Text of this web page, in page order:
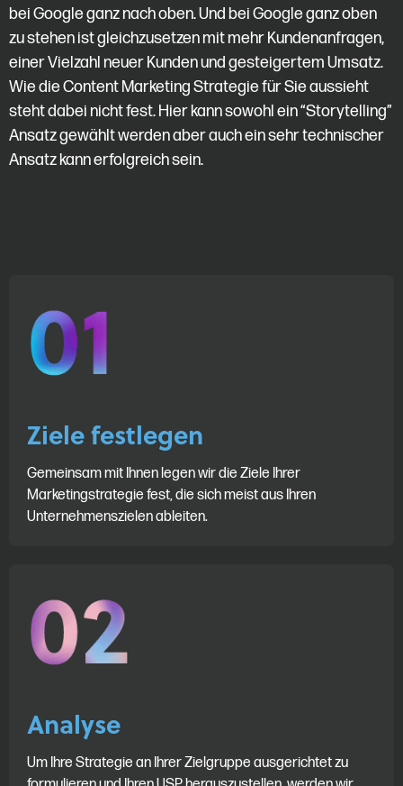
bei Google ganz nach oben. Und bei Google ganz oben
zu stehen ist gleichzusetzen mit mehr Kundenanfragen,
einer Vielzahl neuer Kunden und gesteigertem Umsatz.
Wie die Content Marketing Strategie für Sie aussieht
steht dabei nicht fest. Hier kann sowohl ein “Storytelling”
Ansatz gewählt werden aber auch ein sehr technischer
Ansatz kann erfolgreich sein.
Ziele festlegen
Gemeinsam mit Ihnen legen wir die Ziele Ihrer
Marketingstrategie fest, die sich meist aus Ihren
Unternehmenszielen ableiten.
Analyse
Um Ihre Strategie an Ihrer Zielgruppe ausgerichtet zu